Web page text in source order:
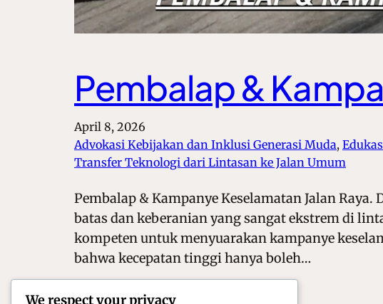
Pembalap &
April 8, 2026
Advokasi Kebijakan dan Inklusi Generasi Muda,
Transfer Teknologi dari Lintasan ke Jalan Umum
Pembalap & Kampanye Keselamatan Jalan
batas dan keberanian yang sangat ekstrem di
kompeten untuk menyuarakan kampanye
bahwa kecepatan tinggi hanya boleh…
We respect your privacy